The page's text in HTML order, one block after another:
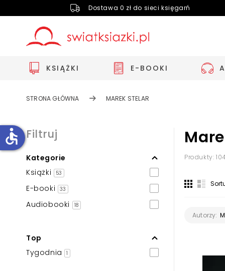
Dostawa 0 zł do sieci księgarń
KSIĄŻKI E-BOOKI
STRONA GŁÓWNA MAREK STELAR
Filtruj
Kategorie
Książki
53
E-booki 33
Audiobooki 18
Top
Tygodnia 1
Produkty:
Autorzy:
accessible
Zwiększ rozmiar czcionki
Zmniejsz rozmiar czcionki
Odwróć kolory
Pomoc w czytaniu